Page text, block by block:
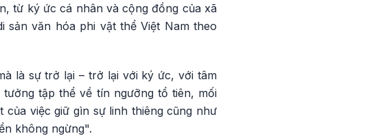
từ ký ức cá nhân và cộng đồng của xã
sản văn hóa phi vật thể Việt Nam theo
là sự trở lại – trở lại với ký ức, với tâm
tập thể về tín ngưỡng tổ tiên, mối
việc giữ gìn sự linh thiêng cũng như
không ngừng".